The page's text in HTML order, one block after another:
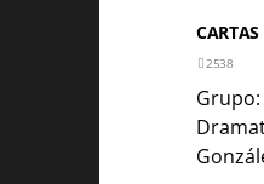
CARTAS
2538